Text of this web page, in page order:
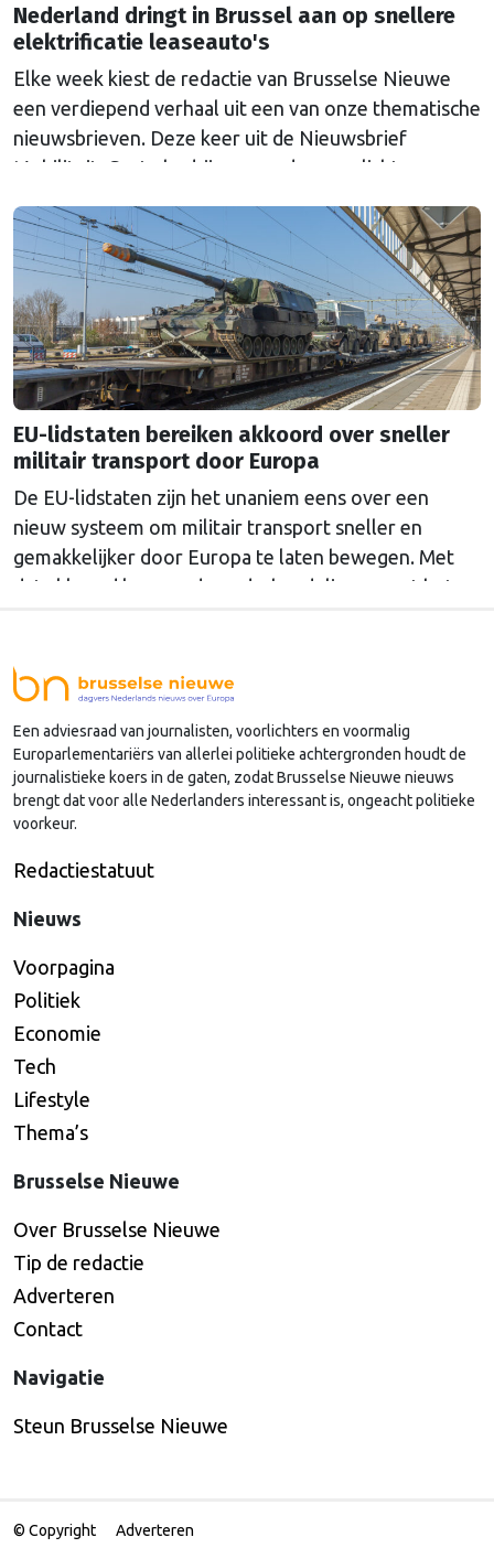
Nederland dringt in Brussel aan op snellere
elektrificatie leaseauto's
Elke week kiest de redactie van Brusselse Nieuwe
een verdiepend verhaal uit een van onze thematische
nieuwsbrieven. Deze keer uit de Nieuwsbrief
Mobiliteit. Grote bedrijven worden verplicht om
zijn volgens Nederland echter niet ambitieus genoeg.
EU-lidstaten bereiken akkoord over sneller
militair transport door Europa
De EU-lidstaten zijn het unaniem eens over een
nieuw systeem om militair transport sneller en
gemakkelijker door Europa te laten bewegen. Met
dat akkoord kunnen de onderhandelingen met het
indiende. “In een steeds onvoorspelbaarder
veiligheidsklimaat is het vermogen om militair
personeel en …Continued
Een adviesraad van journalisten, voorlichters en voormalig
Europarlementariërs van allerlei politieke achtergronden houdt de
journalistieke koers in de gaten, zodat Brusselse Nieuwe nieuws
brengt dat voor alle Nederlanders interessant is, ongeacht politieke
voorkeur.
Redactiestatuut
Nieuws
Voorpagina
Politiek
Economie
Tech
Lifestyle
Thema’s
Brusselse Nieuwe
Over Brusselse Nieuwe
Tip de redactie
Adverteren
Contact
Navigatie
Steun Brusselse Nieuwe
© Copyright Adverteren